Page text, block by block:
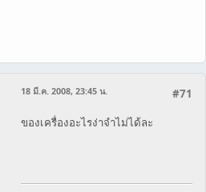
#71
18 มี.ค. 2008, 23:45 น.
ของเครื่องอะไรง่าจำไม่ได้ละ